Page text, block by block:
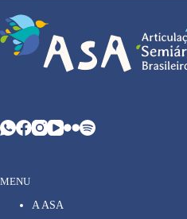
MENU
A ASA